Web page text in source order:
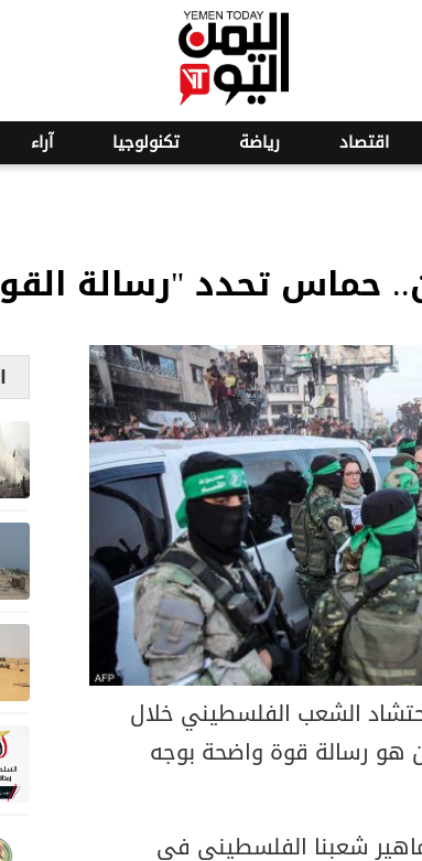
اقتصاد رياضة تكنولوجيا آراء
حماس تحدد "رسالة
الشعب الفلسطيني خلال
هو رسالة قوة واضحة بوجه
شعبنا الفلسطيني في